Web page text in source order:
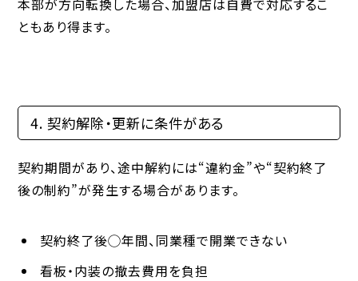
本部が方向転換した場合、加盟店は自費で対応するこ
ともあり得ます。
4. 契約解除・更新に条件がある
契約期間があり、途中解約には“違約金”や“契約終了
後の制約”が発生する場合があります。
契約終了後◯年間、同業種で開業できない
看板・内装の撤去費用を負担